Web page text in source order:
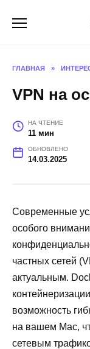
ГЛАВНАЯ »
VPN на
НА ЧТЕНИЕ
11 мин
ОБНОВЛЕНО
14.03.2025
Современные
особого
частных сетей
актуальным.
возможность
на вашем Mac,
сетевым